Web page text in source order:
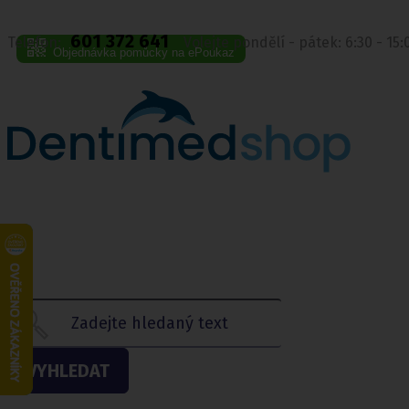
Telefon: 601 372 641 Volejte pondělí - pátek: 6:30 -
Objednávka pomůcky na ePoukaz
VYHLEDAT